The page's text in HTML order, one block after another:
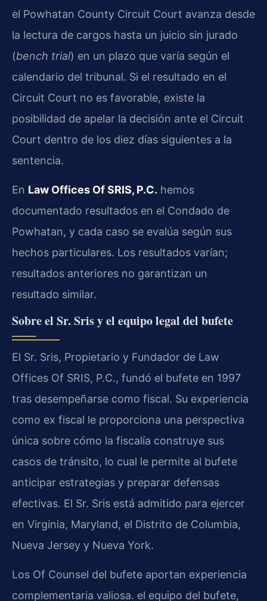
el Powhatan County Circuit Court avanza desde
la lectura de cargos hasta un juicio sin jurado
(bench trial) en un plazo que varía según el
calendario del tribunal. Si el resultado en el
Circuit Court no es favorable, existe la
posibilidad de apelar la decisión ante el Circuit
Court dentro de los diez días siguientes a la
sentencia.
En Law Offices Of SRIS, P.C. hemos
documentado resultados en el Condado de
Powhatan, y cada caso se evalúa según sus
hechos particulares. Los resultados varían;
resultados anteriores no garantizan un
resultado similar.
Sobre el Sr. Sris y el equipo legal del bufete
El Sr. Sris, Propietario y Fundador de Law
Offices Of SRIS, P.C., fundó el bufete en 1997
tras desempeñarse como fiscal. Su experiencia
como ex fiscal le proporciona una perspectiva
única sobre cómo la fiscalía construye sus
casos de tránsito, lo cual le permite al bufete
anticipar estrategias y preparar defensas
efectivas. El Sr. Sris está admitido para ejercer
en Virginia, Maryland, el Distrito de Columbia,
Nueva Jersey y Nueva York.
Los Of Counsel del bufete aportan experiencia
complementaria valiosa. el equipo del bufete,